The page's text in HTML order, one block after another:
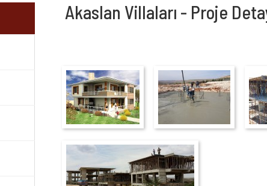
Akaslan Villaları - Proje